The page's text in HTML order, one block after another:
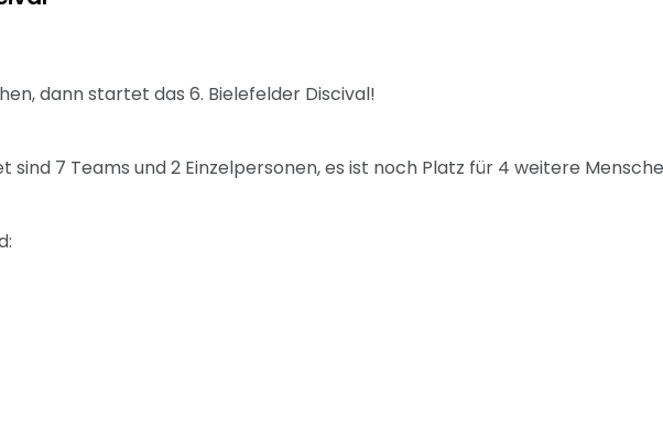
dann startet das 6. Bielefelder Discival!
sind 7 Teams und 2 Einzelpersonen, es ist noch Platz für 4 weitere